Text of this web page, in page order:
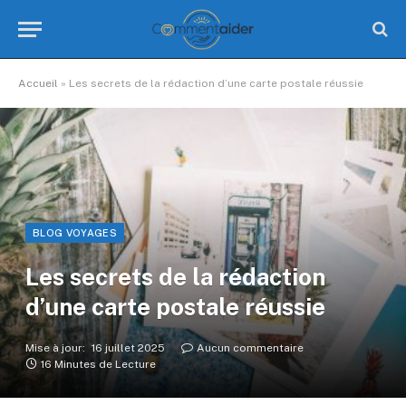
Accueil » Les secrets de la rédaction d’une carte postale réussie
BLOG VOYAGES
Les secrets de la rédaction
d’une carte postale réussie
Mise à jour: 16 juillet 2025
Aucun commentaire
16 Minutes de Lecture